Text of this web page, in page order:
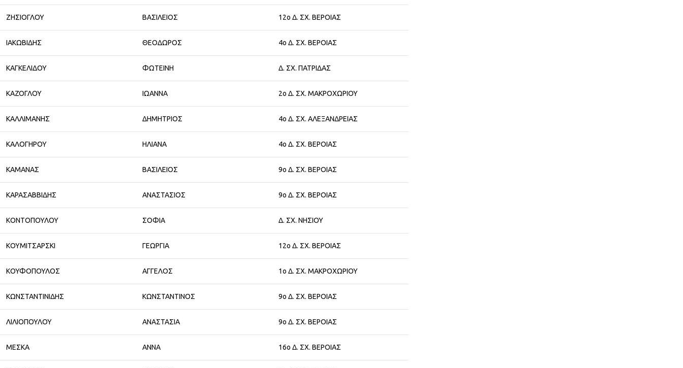
ΖΗΣΙΟΓΛΟΥ ΒΑΣΙΛΕΙΟΣ 12ο Δ. ΣΧ. ΒΕΡΟΙΑΣ
ΙΑΚΩΒΙΔΗΣ ΘΕΟΔΩΡΟΣ 4ο Δ. ΣΧ. ΒΕΡΟΙΑΣ
ΚΑΓΚΕΛΙΔΟΥ ΦΩΤΕΙΝΗ Δ. ΣΧ. ΠΑΤΡΙΔΑΣ
ΚΑΖΟΓΛΟΥ ΙΩΑΝΝΑ 2ο Δ. ΣΧ. ΜΑΚΡΟΧΩΡΙΟΥ
ΚΑΛΛΙΜΑΝΗΣ ΔΗΜΗΤΡΙΟΣ 4ο Δ. ΣΧ. ΑΛΕΞΑΝΔΡΕΙΑΣ
ΚΑΛΟΓΗΡΟΥ ΗΛΙΑΝΑ 4ο Δ. ΣΧ. ΒΕΡΟΙΑΣ
ΚΑΜΑΝΑΣ ΒΑΣΙΛΕΙΟΣ 9ο Δ. ΣΧ. ΒΕΡΟΙΑΣ
ΚΑΡΑΣΑΒΒΙΔΗΣ ΑΝΑΣΤΑΣΙΟΣ 9ο Δ. ΣΧ. ΒΕΡΟΙΑΣ
ΚΟΝΤΟΠΟΥΛΟΥ ΣΟΦΙΑ Δ. ΣΧ. ΝΗΣΙΟΥ
ΚΟΥΜΙΤΣΑΡΣΚΙ ΓΕΩΡΓΙΑ 12ο Δ. ΣΧ. ΒΕΡΟΙΑΣ
ΚΟΥΦΟΠΟΥΛΟΣ ΑΓΓΕΛΟΣ 1ο Δ. ΣΧ. ΜΑΚΡΟΧΩΡΙΟΥ
ΚΩΝΣΤΑΝΤΙΝΙΔΗΣ ΚΩΝΣΤΑΝΤΙΝΟΣ 9ο Δ. ΣΧ. ΒΕΡΟΙΑΣ
ΛΙΛΙΟΠΟΥΛΟΥ ΑΝΑΣΤΑΣΙΑ 9ο Δ. ΣΧ. ΒΕΡΟΙΑΣ
ΜΕΣΚΑ ΑΝΝΑ 16ο Δ. ΣΧ. ΒΕΡΟΙΑΣ